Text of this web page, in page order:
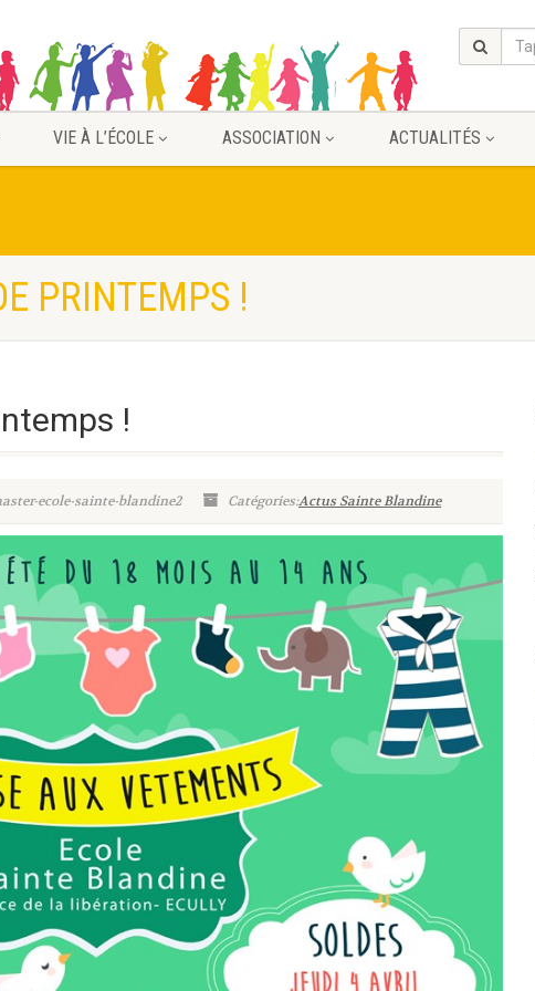
VIE À L’ÉCOLE ASSOCIATION ACTUALITÉS
PRINTEMPS !
!
ecole-sainte-blandine2 Catégories:Actus Sainte Blandine